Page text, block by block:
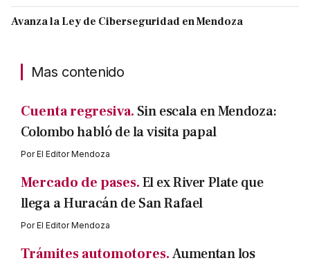
Avanza la Ley de Ciberseguridad en Mendoza
Mas contenido
Cuenta regresiva. Sin escala en Mendoza:
Colombo habló de la visita papal
PorEl Editor Mendoza
Mercado de pases.El ex River Plate que
llega a Huracán de San Rafael
PorEl Editor Mendoza
Trámites automotores.Aumentan los